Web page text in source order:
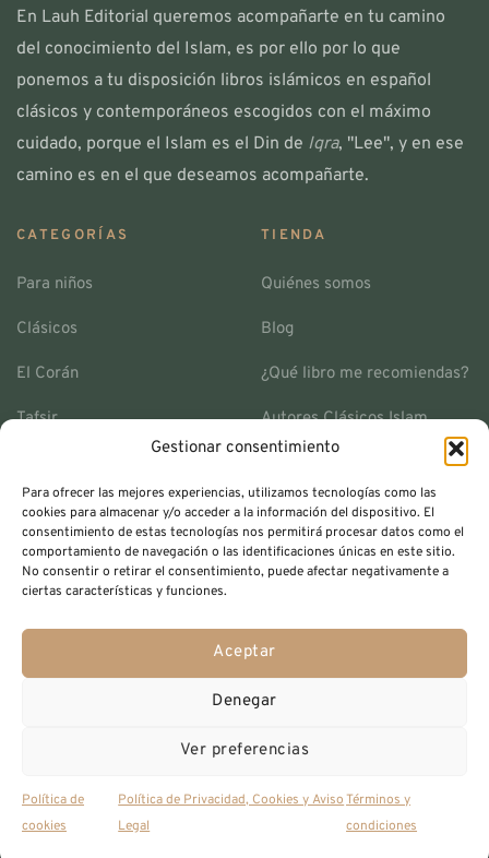
Gestionar consentimiento
Para ofrecer las mejores experiencias, utilizamos tecnologías como las
cookies para almacenar y/o acceder a la información del dispositivo. El
consentimiento de estas tecnologías nos permitirá procesar datos como el
comportamiento de navegación o las identificaciones únicas en este sitio.
No consentir o retirar el consentimiento, puede afectar negativamente a
ciertas características y funciones.
Aceptar
Denegar
Ver preferencias
Política de
cookies
Política de Privacidad, Cookies y Aviso
Legal
Términos y
condiciones
En Lauh Editorial queremos acompañarte en tu camino
del conocimiento del Islam, es por ello por lo que
ponemos a tu disposición libros islámicos en español
clásicos y contemporáneos escogidos con el máximo
cuidado, porque el Islam es el Din de Iqra, "Lee", y en ese
camino es en el que deseamos acompañarte.
CATEGORÍAS
Para niños
Clásicos
El Corán
Tafsir
Espiritualidad
Colección Ihya
Ofertas
TIENDA
Quiénes somos
Blog
¿Qué libro me recomiendas?
Autores Clásicos Islam
Contacto
Términos y Condiciones
Copyright 2026 © Lauh Editorial
Visa MasterCard